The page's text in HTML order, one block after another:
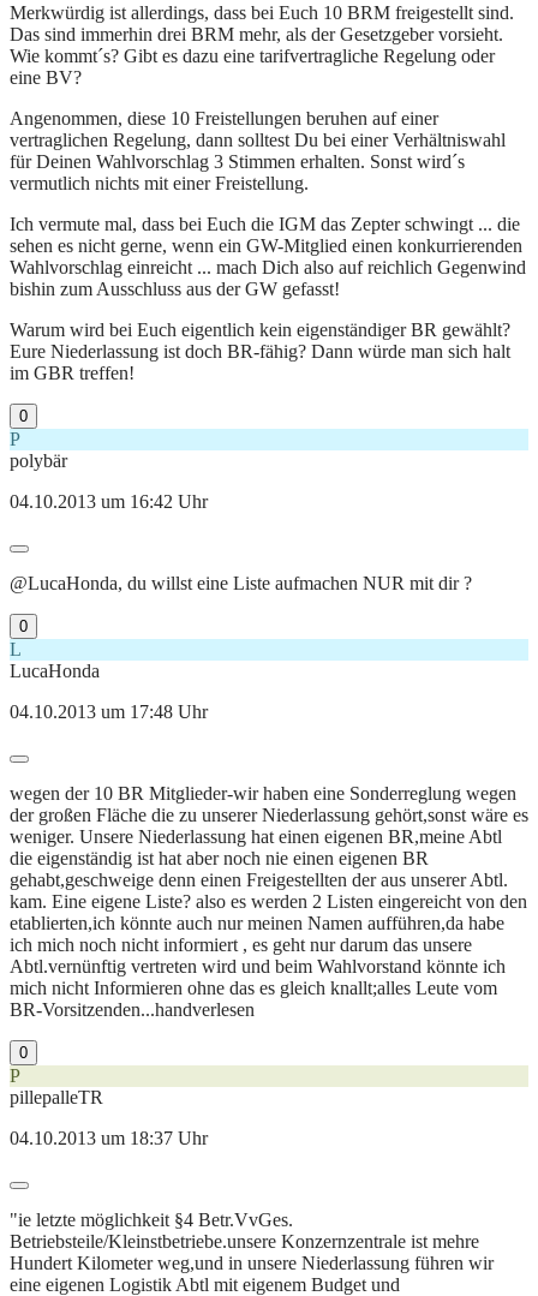
Merkwürdig ist allerdings, dass bei Euch 10 BRM freigestellt sind.
Das sind immerhin drei BRM mehr, als der Gesetzgeber vorsieht.
Wie kommt´s? Gibt es dazu eine tarifvertragliche Regelung oder
eine BV?
Angenommen, diese 10 Freistellungen beruhen auf einer
vertraglichen Regelung, dann solltest Du bei einer Verhältniswahl
für Deinen Wahlvorschlag 3 Stimmen erhalten. Sonst wird´s
vermutlich nichts mit einer Freistellung.
Ich vermute mal, dass bei Euch die IGM das Zepter schwingt ... die
sehen es nicht gerne, wenn ein GW-Mitglied einen konkurrierenden
Wahlvorschlag einreicht ... mach Dich also auf reichlich Gegenwind
bishin zum Ausschluss aus der GW gefasst!
Warum wird bei Euch eigentlich kein eigenständiger BR gewählt?
Eure Niederlassung ist doch BR-fähig? Dann würde man sich halt
im GBR treffen!
0
P
polybär
04.10.2013 um 16:42 Uhr
@LucaHonda, du willst eine Liste aufmachen NUR mit dir ?
0
L
LucaHonda
04.10.2013 um 17:48 Uhr
wegen der 10 BR Mitglieder-wir haben eine Sonderreglung wegen
der großen Fläche die zu unserer Niederlassung gehört,sonst wäre es
weniger. Unsere Niederlassung hat einen eigenen BR,meine Abtl
die eigenständig ist hat aber noch nie einen eigenen BR
gehabt,geschweige denn einen Freigestellten der aus unserer Abtl.
kam. Eine eigene Liste? also es werden 2 Listen eingereicht von den
etablierten,ich könnte auch nur meinen Namen aufführen,da habe
ich mich noch nicht informiert , es geht nur darum das unsere
Abtl.vernünftig vertreten wird und beim Wahlvorstand könnte ich
mich nicht Informieren ohne das es gleich knallt;alles Leute vom
BR-Vorsitzenden...handverlesen
0
P
pillepalleTR
04.10.2013 um 18:37 Uhr
"ie letzte möglichkeit §4 Betr.VvGes.
Betriebsteile/Kleinstbetriebe.unsere Konzernzentrale ist mehre
Hundert Kilometer weg,und in unsere Niederlassung führen wir
eine eigenen Logistik Abtl mit eigenem Budget und